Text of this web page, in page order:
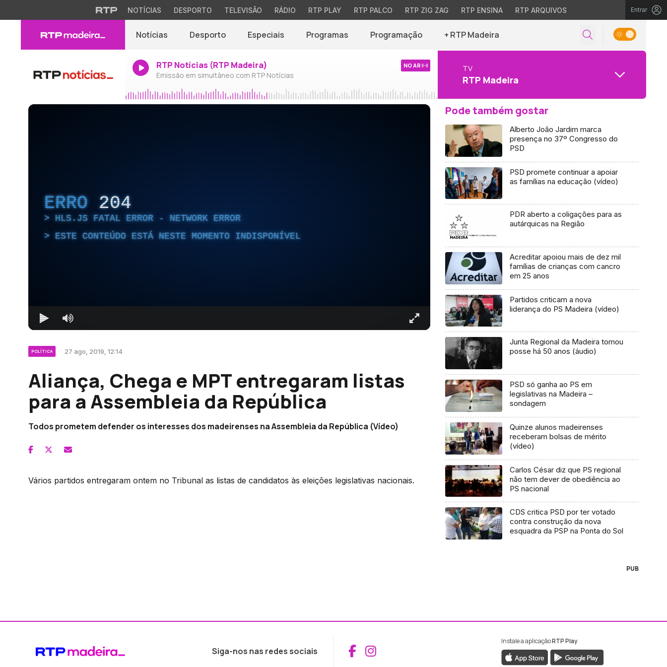
NOTÍCIAS DESPORTO TELEVISÃO RÁDIO RTP PLAY RTP PALCO RTP ZIG ZAG RTP ENSINA RTP ARQUIVOS Entrar
Notícias Desporto Especiais Programas Programação + RTP Madeira
RTP Notícias (RTP Madeira)
Emissão em simultâneo com RTP Notícias
NO AR TV
RTP Madeira
ERRO 204
HLS.JS FATAL ERROR - NETWORK ERROR
ESTE CONTEÚDO ESTÁ NESTE MOMENTO INDISPONÍVEL
POLÍTICA 27 ago, 2019, 12:14
Aliança, Chega e MPT entregaram listas
para a Assembleia da República
Todos prometem defender os interesses dos madeirenses na Assembleia da República (Vídeo)
Vários partidos entregaram ontem no Tribunal as listas de candidatos às eleições legislativas nacionais.
Pode também gostar
Alberto João Jardim marca
presença no 37º Congresso do
PSD
PSD promete continuar a apoiar
as famílias na educação (vídeo)
PDR aberto a coligações para as
autárquicas na Região
Acreditar apoiou mais de dez mil
famílias de crianças com cancro
em 25 anos
Partidos criticam a nova
liderança do PS Madeira (vídeo)
Junta Regional da Madeira tomou
posse há 50 anos (áudio)
PSD só ganha ao PS em
legislativas na Madeira –
sondagem
Quinze alunos madeirenses
receberam bolsas de mérito
(vídeo)
Carlos César diz que PS regional
não tem dever de obediência ao
PS nacional
CDS critica PSD por ter votado
contra construção da nova
esquadra da PSP na Ponta do Sol
PUB
Siga-nos nas redes sociais Aceder ao Facebook da RTP Madeira
Aceder ao Instagram da RTP Madeira
Instale a aplicaçãoRTP Play